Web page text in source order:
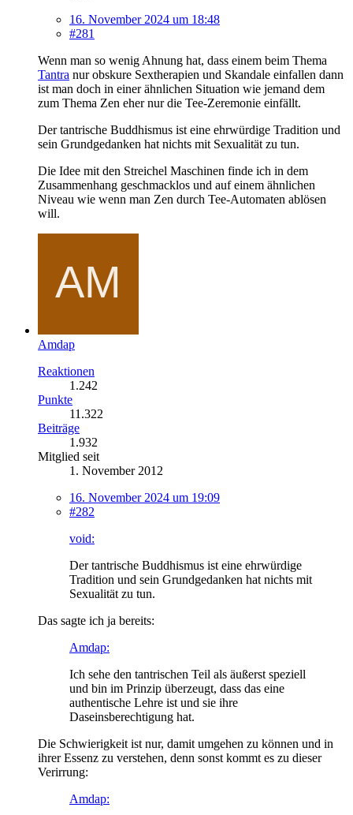
16. November 2024 um 18:48
#281
Wenn man so wenig Ahnung hat, dass einem beim Thema
Tantra nur obskure Sextherapien und Skandale einfallen dann
ist man doch in einer ähnlichen Situation wie jemand dem
zum Thema Zen eher nur die Tee-Zeremonie einfällt.
Der tantrische Buddhismus ist eine ehrwürdige Tradition und
sein Grundgedanken hat nichts mit Sexualität zu tun.
Die Idee mit den Streichel Maschinen finde ich in dem
Zusammenhang geschmacklos und auf einem ähnlichen
Niveau wie wenn man Zen durch Tee-Automaten ablösen
will.
Amdap
Reaktionen
1.242
Punkte
11.322
Beiträge
1.932
Mitglied seit
1. November 2012
16. November 2024 um 19:09
#282
void:
Der tantrische Buddhismus ist eine ehrwürdige
Tradition und sein Grundgedanken hat nichts mit
Sexualität zu tun.
Das sagte ich ja bereits:
Amdap:
Ich sehe den tantrischen Teil als äußerst speziell
und bin im Prinzip überzeugt, dass das eine
authentische Lehre ist und sie ihre
Daseinsberechtigung hat.
Die Schwierigkeit ist nur, damit umgehen zu können und in
ihrer Essenz zu verstehen, denn sonst kommt es zu dieser
Verirrung:
Amdap: